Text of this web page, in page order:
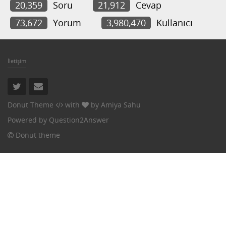
20,359 Soru 21,912
Cevap
73,672
Yorum 3,980,470 Kullanıcı
İletişim
Donut Theme with by Amiya Sahu
Powered by Question2Answer
Donut theme